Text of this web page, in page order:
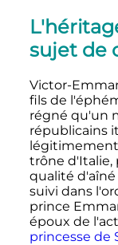
sujet de
Victor-
fils de
régné qu'un
républicains
trône d'Italie,
qualité d'aîné
suivi dans
prince
époux de
princesse de